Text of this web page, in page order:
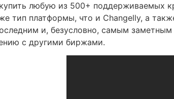
любую из 500+ поддерживаемых
тип платформы, что и Changelly, а
и, безусловно, самым
с другими биржами.